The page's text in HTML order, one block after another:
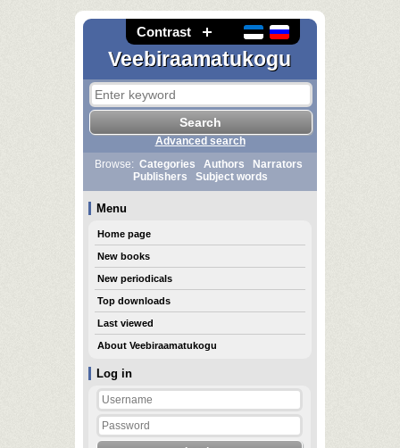
Contrast
Veebiraamatukogu
Log in
Advanced search
Browse: Categories Authors
Narrators
Publishers
Subject words
Menu
Home page
New books
New periodicals
Top downloads
Last viewed
About Veebiraamatukogu